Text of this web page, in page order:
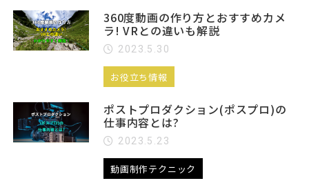
360度動画の作り方とおすすめカメ
ラ! VRとの違いも解説
2023.5.30
お役立ち情報
ポストプロダクション(ポスプロ)の
仕事内容とは?
2023.5.23
動画制作テクニック